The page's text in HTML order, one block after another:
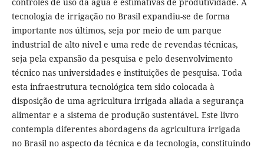
controles de uso da água e estimativas de produtividade. A
tecnologia de irrigação no Brasil expandiu-se de forma
importante nos últimos, seja por meio de um parque
industrial de alto nivel e uma rede de revendas técnicas,
seja pela expansão da pesquisa e pelo desenvolvimento
técnico nas universidades e instituições de pesquisa. Toda
esta infraestrutura tecnológica tem sido colocada à
disposição de uma agricultura irrigada aliada a segurança
alimentar e a sistema de produção sustentável. Este livro
contempla diferentes abordagens da agricultura irrigada
no Brasil no aspecto da técnica e da tecnologia, constituindo